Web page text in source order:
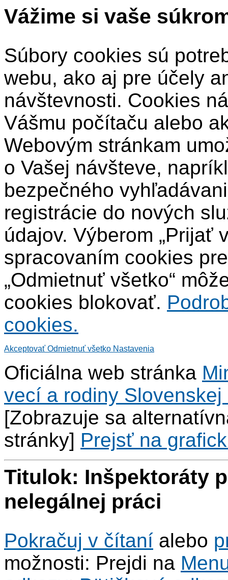
Vážime si vaše
Súbory cookies sú
webu, ako aj pre účely
návštevnosti. Cookies
Vášmu počítaču alebo
Webovým stránkam
o Vašej návšteve,
bezpečného
registrácie do nových
údajov. Výberom „Prijať
spracovaním cookies
„Odmietnuť všetko“
cookies blokovať.
cookies.
Akceptovať Odmietnuť všetko Nastavenia
Oficiálna web stránka
vecí a rodiny Slovenskej
[Zobrazuje sa
stránky] Prejsť na
Titulok: Inšpektoráty
nelegálnej práci
Pokračuj v čítaní alebo
možnosti: Prejdi na